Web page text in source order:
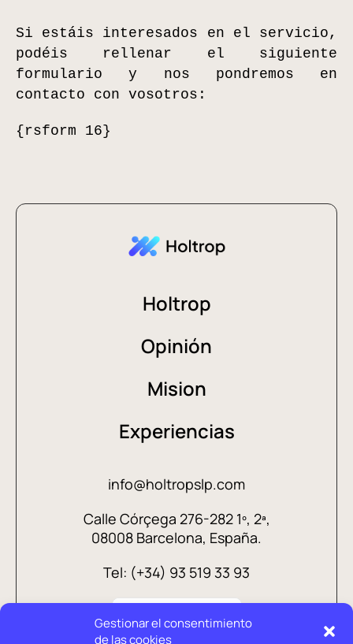
Gestionar el consentimiento
de las cookies
Si estáis interesados en el servicio,
podéis rellenar el siguiente
formulario y nos pondremos en
contacto con vosotros:
{rsform 16}
Holtrop
Opinión
Mision
Experiencias
info@holtropslp.com
Calle Córçega 276-282 1º, 2ª,
08008 Barcelona, España.
Tel: (+34) 93 519 33 93